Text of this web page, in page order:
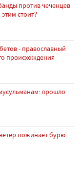
против чеченцев
стоит?
- православный
происхождения
прошло
пожинает бурю